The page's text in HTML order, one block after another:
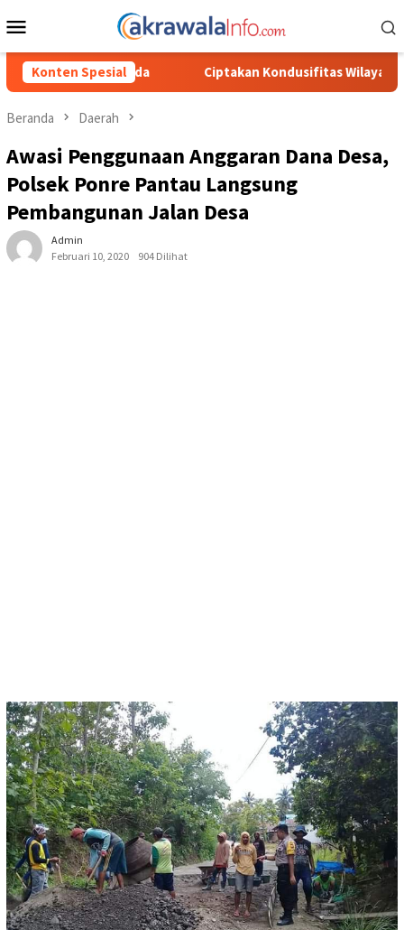
ke
Mobile
Konten Spesial
Ciptakan Kondusifitas Wilayah, Sat Samapta Polres Toraja
Beranda Daerah
Awasi Penggunaan Anggaran Dana Desa,
Polsek Ponre Pantau Langsung
Pembangunan Jalan Desa
Admin
Februari 10, 2020
904 Dilihat